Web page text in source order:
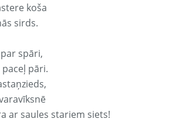
koša
sirds.
spāri,
pāri.
ar saules stariem siets!